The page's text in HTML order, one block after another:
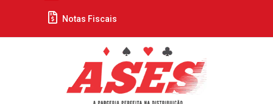
Notas Fiscais